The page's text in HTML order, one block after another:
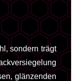
sondern trägt
glänzenden